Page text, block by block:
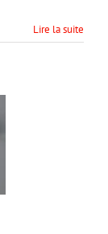
Lire la suite